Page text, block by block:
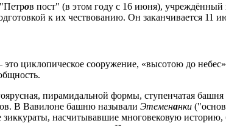
ов пост" (в этом году с 16 июня), учреждённый
к их чествованию. Он заканчивается 11
циклопическое сооружение, «высотою до
пирамидальной формы, ступенчатая башня
В Вавилоне башню называли Этеменанки
зиккураты, насчитывавшие многовековую